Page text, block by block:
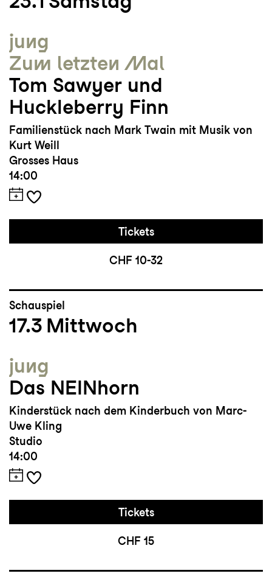
jung
Zum letzten Mal
Tom Sawyer und
Huckleberry Finn
Familienstück nach Mark Twain mit Musik von
Kurt Weill
Grosses Haus
14:00
Tickets
CHF 10-32
Schauspiel
17.3 Mittwoch
jung
Das NEINhorn
Kinderstück nach dem Kinderbuch von Marc-
Uwe Kling
Studio
14:00
Tickets
CHF 15